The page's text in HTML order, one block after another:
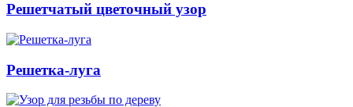
Решетчатый цветочный узор
Решетка-луга